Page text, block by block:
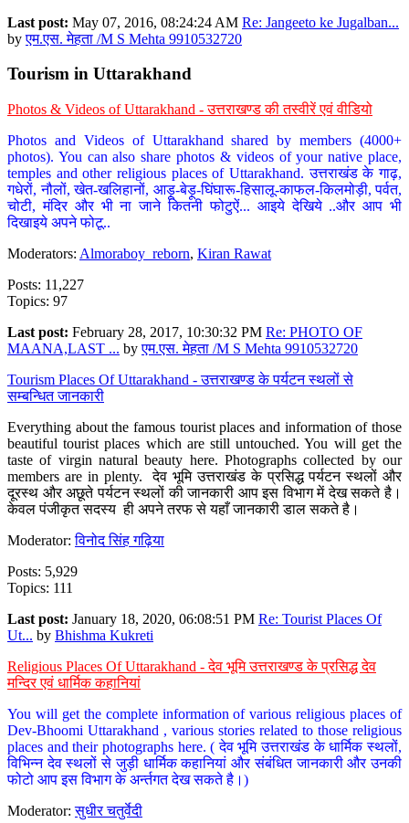
Last post: May 07, 2016, 08:24:24 AM Re: Jangeeto ke Jugalban...
byएम.एस. मेहता /M S Mehta 9910532720
Tourism in Uttarakhand
Photos & Videos of Uttarakhand - उत्तराखण्ड की तस्वीरें एवं वीडियो
Photos and Videos of Uttarakhand shared by members (4000+
photos). You can also share photos & videos of your native place,
temples and other religious places of Uttarakhand. उत्तराखंड के गाढ़,
गधेरों, नौलों, खेत-खलिहानों, आड़ू-बेड़ू-घिंघारू-हिसालू-काफल-किलमोड़ी, पर्वत,
चोटी, मंदिर और भी ना जाने कितनी फोटुऐं... आइये देखिये ..और आप भी
दिखाइये अपने फोटू..
Moderators: Almoraboy_reborn, Kiran Rawat
Posts: 11,227
Topics: 97
Last post: February 28, 2017, 10:30:32 PM Re: PHOTO OF
MAANA,LAST ... byएम.एस. मेहता /M S Mehta 9910532720
Tourism Places Of Uttarakhand - उत्तराखण्ड के पर्यटन स्थलों से
सम्बन्धित जानकारी
Everything about the famous tourist places and information of those
beautiful tourist places which are still untouched. You will get the
taste of virgin natural beauty here. Photographs collected by our
members are in plenty. देव भूमि उत्तराखंड के प्रसिद्ध पर्यटन स्थलों और
दूरस्थ और अछूते पर्यटन स्थलों की जानकारी आप इस विभाग में देख सकते है।
केवल पंजीकृत सदस्य ही अपने तरफ से यहाँ जानकारी डाल सकते है।
Moderator:विनोद सिंह गढ़िया
Posts: 5,929
Topics: 111
Last post: January 18, 2020, 06:08:51 PM Re: Tourist Places Of
Ut... by Bhishma Kukreti
Religious Places Of Uttarakhand - देव भूमि उत्तराखण्ड के प्रसिद्ध देव
मन्दिर एवं धार्मिक कहानियां
You will get the complete information of various religious places of
Dev-Bhoomi Uttarakhand , various stories related to those religious
places and their photographs here. ( देव भूमि उत्तराखंड के धार्मिक स्थलों,
विभिन्न देव स्थलों से जुड़ी धार्मिक कहानियां और संबंधित जानकारी और उनकी
फोटो आप इस विभाग के अर्न्तगत देख सकते है।)
Moderator:सुधीर चतुर्वेदी